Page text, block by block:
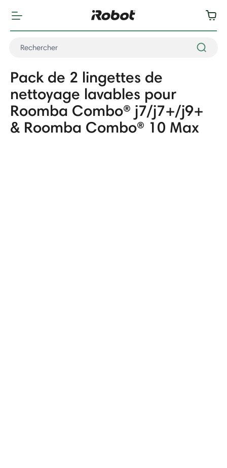
Pack de 2 lingettes de
nettoyage lavables pour
Roomba Combo® j7/j7+/j9+
& Roomba Combo® 10 Max